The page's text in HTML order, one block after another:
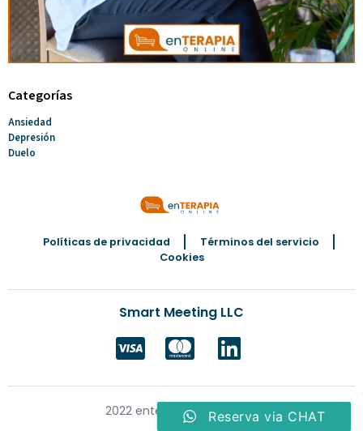
Categorías
Ansiedad
Depresión
Duelo
Políticas de privacidad
Términos del servicio
Cookies
Smart Meeting LLC
2022 enterapiaonline.comReserva via CHAT